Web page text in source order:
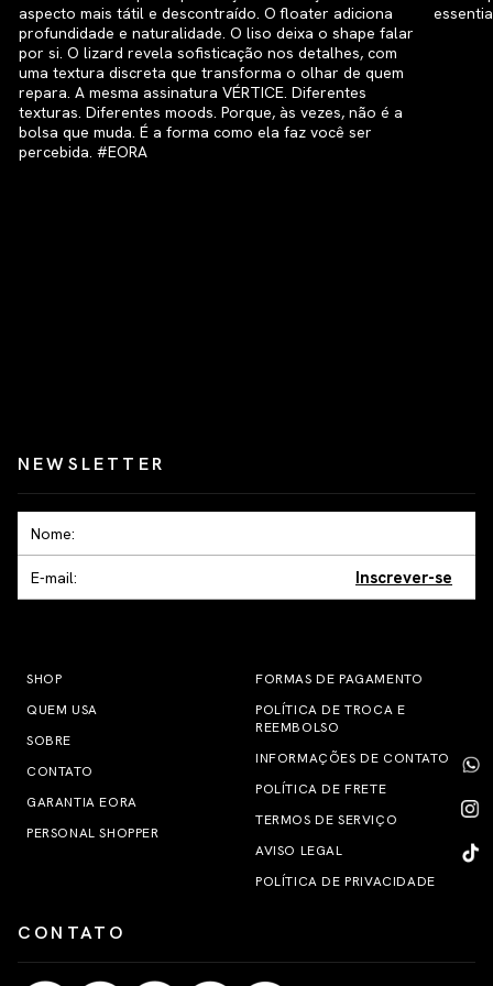
NEWSLETTER
Inscrever-se
SHOP
QUEM USA
SOBRE
CONTATO
GARANTIA EORA
PERSONAL SHOPPER
FORMAS DE PAGAMENTO
POLÍTICA DE TROCA E
REEMBOLSO
INFORMAÇÕES DE CONTATO
POLÍTICA DE FRETE
TERMOS DE SERVIÇO
AVISO LEGAL
POLÍTICA DE PRIVACIDADE
CONTATO